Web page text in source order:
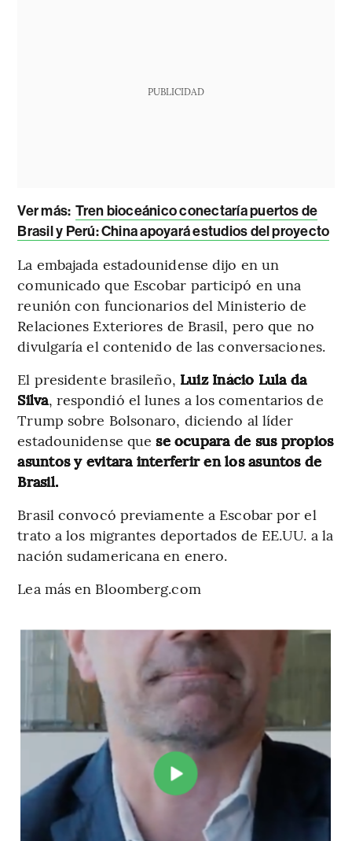
PUBLICIDAD
Ver más: Tren bioceánico conectaría puertos de
Brasil y Perú: China apoyará estudios del proyecto
La embajada estadounidense dijo en un
comunicado que Escobar participó en una
reunión con funcionarios del Ministerio de
Relaciones Exteriores de Brasil, pero que no
divulgaría el contenido de las conversaciones.
El presidente brasileño, Luiz Inácio Lula da
Silva, respondió el lunes a los comentarios de
Trump sobre Bolsonaro, diciendo al líder
estadounidense quese ocupara de sus propios
asuntos y evitara interferir en los asuntos de
Brasil.
Brasil convocó previamente a Escobar por el
trato a los migrantes deportados de EE.UU. a la
nación sudamericana en enero.
Lea más en Bloomberg.com